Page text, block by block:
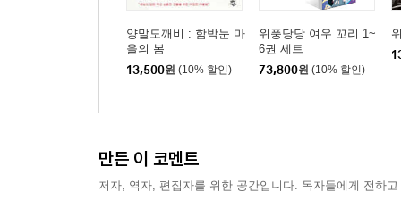
양말도깨비 : 함박눈 마
을의 봄
13,500원 (10% 할인)
위풍당당 여우 꼬리 1~
6권 세트
73,800원 (10% 할인)
만든 이 코멘트
저자, 역자, 편집자를 위한 공간입니다. 독자들에게 전하